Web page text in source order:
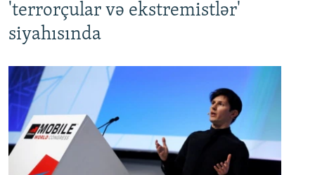
'terrorçular və ekstremistlər'
siyahısında